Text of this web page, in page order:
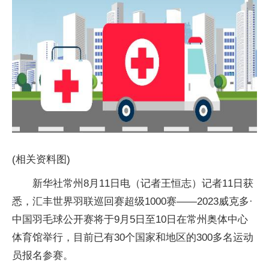
(相关资料图)
新华社常州8月11日电（记者王恒志）记者11日获
悉，汇丰世界羽联巡回赛超级1000赛——2023威克多·
中国羽毛球公开赛将于9月5日至10日在常州奥体中心
体育馆举行，目前已有30个国家和地区的300多名运动
员报名参赛。